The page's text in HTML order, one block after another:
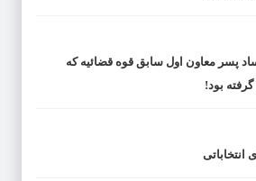
پسر معاون اول سابق قوه قضائیه که
بود!